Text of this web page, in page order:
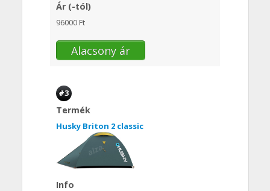
Ár (-tól)
96000 Ft
Alacsony ár
#3
Termék
Husky Briton 2 classic
Info